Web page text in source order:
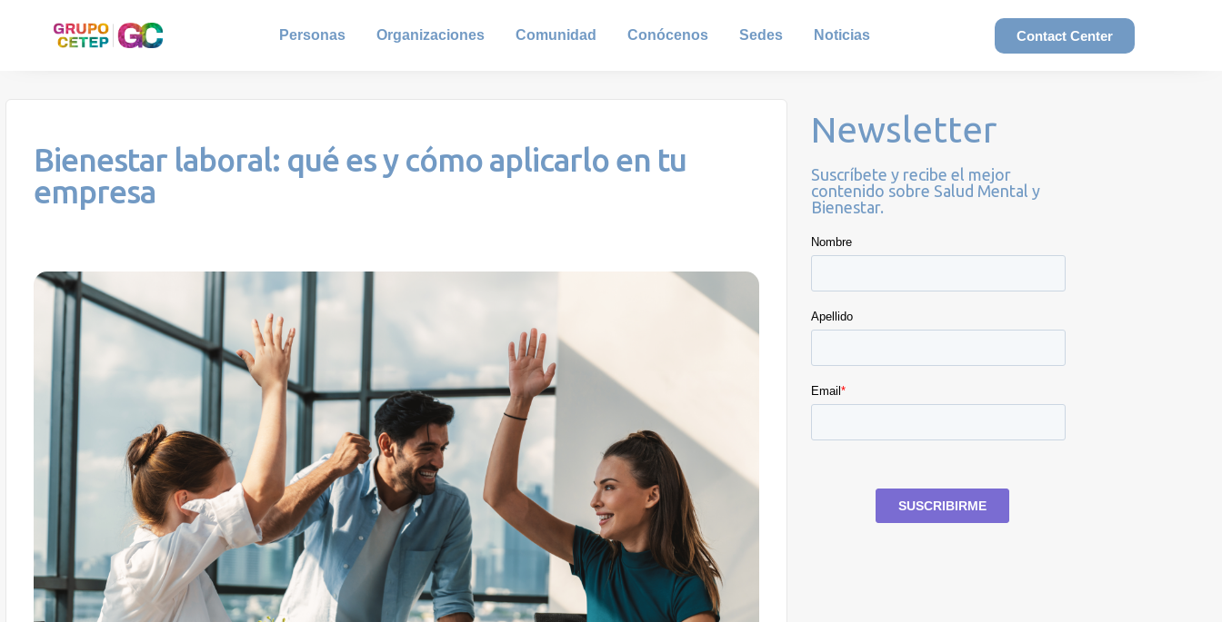
Personas Organizaciones Comunidad Conócenos Sedes Noticias Contact Center
Bienestar laboral: qué es y cómo aplicarlo en tu
empresa
Newsletter
Suscríbete y recibe el mejor
contenido sobre Salud Mental y
Bienestar.